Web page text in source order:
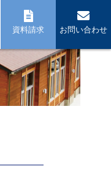
資料請求 お問い合わせ